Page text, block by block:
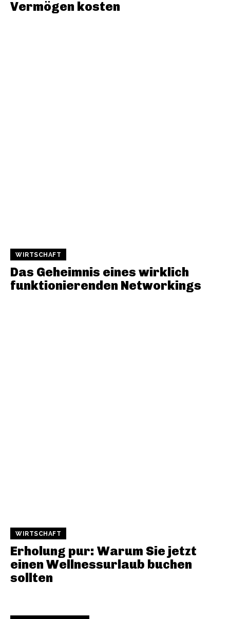
Vermögen kosten
WIRTSCHAFT
Das Geheimnis eines wirklich
funktionierenden Networkings
WIRTSCHAFT
Erholung pur: Warum Sie jetzt
einen Wellnessurlaub buchen
sollten